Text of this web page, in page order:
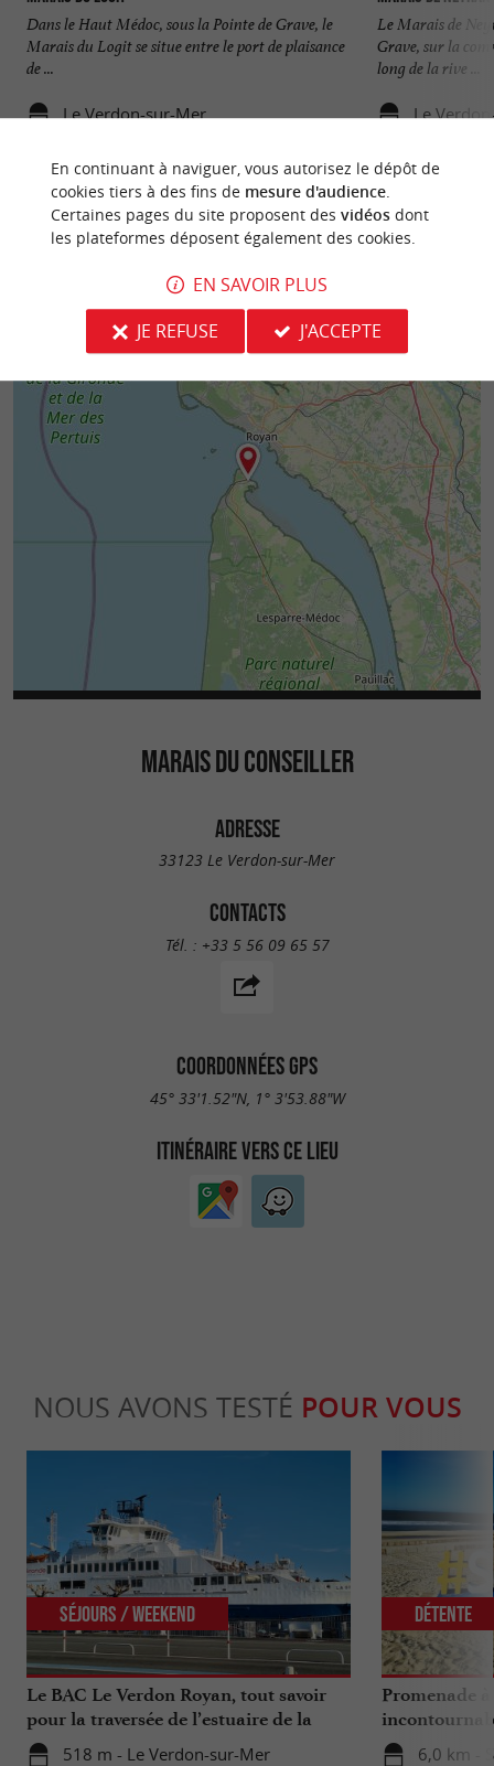
Dans le Haut Médoc, sous la Pointe de Grave, le
Marais du Logit se situe entre le port de plaisance
de ...
Le Verdon-sur-Mer
Le Marais de
Grave, sur la
long de la rive ...
Le
MARAIS DU CONSEILLER
ADRESSE
33123 Le Verdon-sur-Mer
CONTACTS
Tél. : +33 5 56 09 65 57
COORDONNÉES GPS
45° 33'1.52"N, 1° 3'53.88"W
ITINÉRAIRE VERS CE LIEU
NOUS AVONS TESTÉ POUR VOUS
Le BAC Le Verdon Royan, tout savoir
pour la traversée de l’estuaire de la
Gironde
518 m - Le Verdon-sur-Mer
Séjours / Weekend
Promenade
6,0 km -
Détente
En continuant à naviguer, vous autorisez le dépôt de
cookies tiers à des fins de mesure d'audience.
Certaines pages du site proposent des vidéosdont
les plateformes déposent également des cookies.
EN SAVOIR PLUS
JE REFUSE
J'ACCEPTE